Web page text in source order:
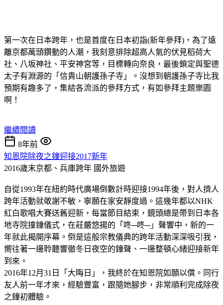
第一次在日本跨年，也是首度在日本初詣(新年參拜)，為了遠
離京都萬頭鑽動的人潮，我刻意排除超高人氣的伏見稻荷大
社、八坂神社、平安神宮等，目標轉向奈良，最後鎖定與聖德
太子有淵源的「信貴山朝護孫子寺」。沒想到朝護孫子寺比我
預期有趣多了，集結各流派的參拜方式，有如參拜主題樂園
啊！
繼續閱讀
8年前
知恩院除夜之鐘迎接2017新年
2016歲末京都、兵庫跨年 國外旅遊
自從1993年在紐約時代廣場倒數計時迎接1994年後，對人擠人
跨年活動就敬謝不敏，寧願在家安靜度過。這幾年都以NHK
紅白歌唱大賽送舊迎新，每當節目結束，鏡頭總是帶到日本各
地寺院撞鐘儀式，在莊嚴悠揚的「咚─咚─」聲響中，新的一
年就此揭開序幕。倒是這般宗教儀典的跨年活動深深吸引我，
嚮往著一邊聆聽響徹冬日夜空的鐘聲、一邊整頓心緒迎接新年
到來。
2016年12月31日「大晦日」，我終於在知恩院如願以償。同行
友人前一年才來，經驗豐富，跟隨她腳步，非常順利完成除夜
之鐘初體驗。